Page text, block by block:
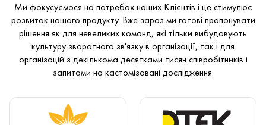
Ми фокусуємося на потребах наших Клієнтів і це стимулює
розвиток нашого продукту. Вже зараз ми готові пропонувати
рішення як для невеликих команд, які тільки вибудовують
культуру зворотного зв'язку в організації, так і для
організацій з декількома десятками тисяч співробітників і
запитами на кастомізовані дослідження.